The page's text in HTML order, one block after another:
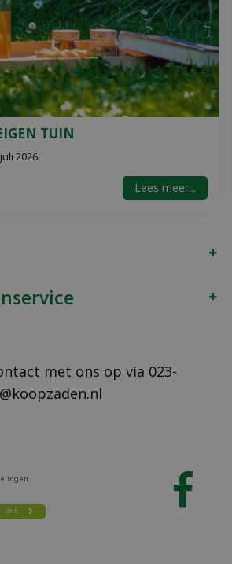
TUIN
2026
Lees meer...
met ons op via 023-